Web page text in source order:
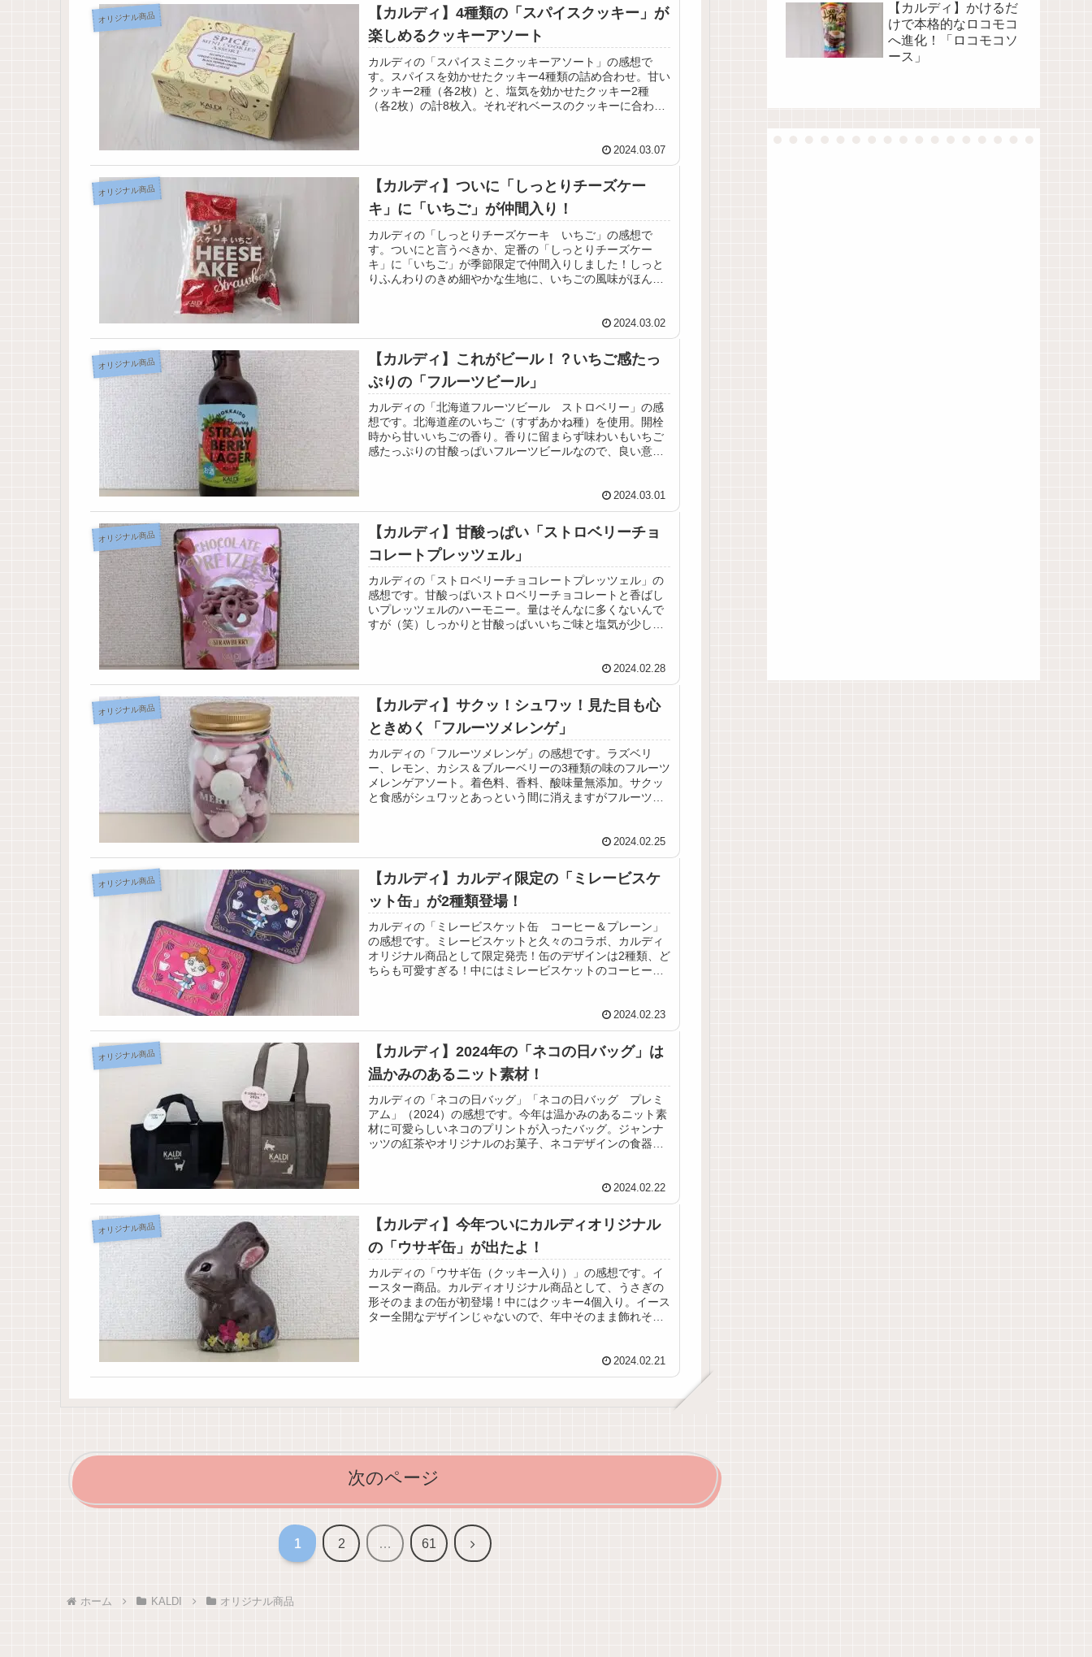
オリジナル商品
【カルディ】4種類の「スパイスクッキー」が
楽しめるクッキーアソート
カルディの「スパイスミニクッキーアソート」の感想で
す。スパイスを効かせたクッキー4種類の詰め合わせ。甘い
クッキー2種（各2枚）と、塩気を効かせたクッキー2種
（各2枚）の計8枚入。それぞれベースのクッキーに合わせ
2024.03.07
オリジナル商品
【カルディ】ついに「しっとりチーズケー
キ」に「いちご」が仲間入り！
カルディの「しっとりチーズケーキ いちご」の感想で
す。ついにと言うべきか、定番の「しっとりチーズケー
キ」に「いちご」が季節限定で仲間入りしました！しっと
りふんわりのきめ細やかな生地に、いちごの風味がほんの
2024.03.02
オリジナル商品
【カルディ】これがビール！？いちご感たっ
ぷりの「フルーツビール」
カルディの「北海道フルーツビール ストロベリー」の感
想です。北海道産のいちご（すずあかね種）を使用。開栓
時から甘いいちごの香り。香りに留まらず味わいもいちご
感たっぷりの甘酸っぱいフルーツビールなので、良い意味
2024.03.01
オリジナル商品
【カルディ】甘酸っぱい「ストロベリーチョ
コレートプレッツェル」
カルディの「ストロベリーチョコレートプレッツェル」の
感想です。甘酸っぱいストロベリーチョコレートと香ばし
いプレッツェルのハーモニー。量はそんなに多くないんで
すが（笑）しっかりと甘酸っぱいいちご味と塩気が少し効
2024.02.28
オリジナル商品
【カルディ】サクッ！シュワッ！見た目も心
ときめく「フルーツメレンゲ」
カルディの「フルーツメレンゲ」の感想です。ラズベリ
ー、レモン、カシス＆ブルーベリーの3種類の味のフルーツ
メレンゲアソート。着色料、香料、酸味量無添加。サクッ
と食感がシュワッとあっという間に消えますがフルーツの
2024.02.25
オリジナル商品
【カルディ】カルディ限定の「ミレービスケ
ット缶」が2種類登場！
カルディの「ミレービスケット缶 コーヒー＆プレーン」
の感想です。ミレービスケットと久々のコラボ、カルディ
オリジナル商品として限定発売！缶のデザインは2種類、ど
ちらも可愛すぎる！中にはミレービスケットのコーヒー風
2024.02.23
オリジナル商品
【カルディ】2024年の「ネコの日バッグ」は
温かみのあるニット素材！
カルディの「ネコの日バッグ」「ネコの日バッグ プレミ
アム」（2024）の感想です。今年は温かみのあるニット素
材に可愛らしいネコのプリントが入ったバッグ。ジャンナ
ッツの紅茶やオリジナルのお菓子、ネコデザインの食器が
2024.02.22
オリジナル商品
【カルディ】今年ついにカルディオリジナル
の「ウサギ缶」が出たよ！
カルディの「ウサギ缶（クッキー入り）」の感想です。イ
ースター商品。カルディオリジナル商品として、うさぎの
形そのままの缶が初登場！中にはクッキー4個入り。イース
ター全開なデザインじゃないので、年中そのまま飾れそう
2024.02.21
次のページ
1 2 … 61 次
ホーム KALDI オリジナル商品
【カルディ】かけるだ
けで本格的なロコモコ
へ進化！「ロコモコソ
ース」